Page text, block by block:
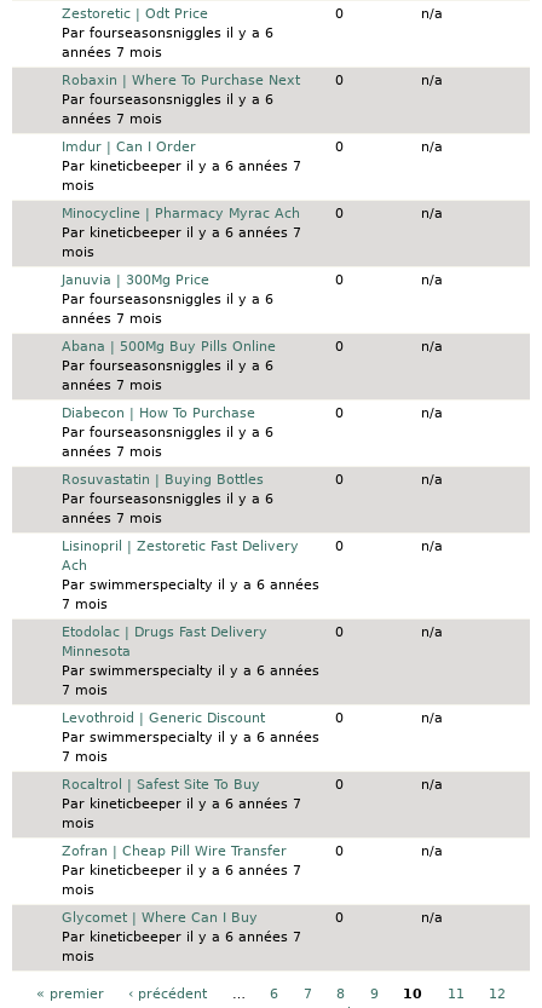
Sujet normal
Zestoretic | Odt Price
Par fourseasonsnigglesil y a 6
années 7 mois
0 n/a
Sujet normalRobaxin | Where To Purchase Next
Par fourseasonsnigglesil y a 6
années 7 mois
0 n/a
Sujet normalImdur | Can I Order
Par kineticbeeperil y a 6 années 7
mois
0 n/a
Sujet normalMinocycline | Pharmacy Myrac Ach
Par kineticbeeperil y a 6 années 7
mois
0 n/a
Sujet normalJanuvia | 300Mg Price
Par fourseasonsnigglesil y a 6
années 7 mois
0 n/a
Sujet normal
Abana | 500Mg Buy Pills Online
Par fourseasonsnigglesil y a 6
années 7 mois
0 n/a
Sujet normalDiabecon | How To Purchase
Par fourseasonsnigglesil y a 6
années 7 mois
0 n/a
Sujet normalRosuvastatin | Buying Bottles
Par fourseasonsnigglesil y a 6
années 7 mois
0 n/a
Sujet normalLisinopril | Zestoretic Fast Delivery
Ach
Par swimmerspecialty il y a 6 années
7 mois
0 n/a
Sujet normalEtodolac | Drugs Fast Delivery
Minnesota
Par swimmerspecialty il y a 6 années
7 mois
0 n/a
Sujet normalLevothroid | Generic Discount
Par swimmerspecialty il y a 6 années
7 mois
0 n/a
Sujet normalRocaltrol | Safest Site To Buy
Par kineticbeeperil y a 6 années 7
mois
0 n/a
Sujet normal
Zofran | Cheap Pill Wire Transfer
Par kineticbeeperil y a 6 années 7
mois
0 n/a
Sujet normal
Glycomet | Where Can I Buy
Par kineticbeeperil y a 6 années 7
mois
0 n/a
Pages
« premier ‹ précédent … 6 7 8 9 10 11
12